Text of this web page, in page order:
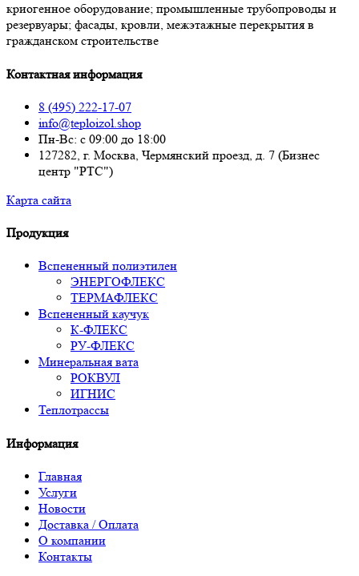
криогенное оборудование; промышленные трубопроводы и
резервуары; фасады, кровли, межэтажные перекрытия в
гражданском строительстве
Контактная информация
8 (495) 222-17-07
info@teploizol.shop
Пн-Вс: с 09:00 до 18:00
127282, г. Москва, Чермянский проезд, д. 7 (Бизнес
центр "РТС")
Карта сайта
Продукция
Вспененный полиэтилен
ЭНЕРГОФЛЕКС
ТЕРМАФЛЕКС
Вспененный каучук
К-ФЛЕКС
РУ-ФЛЕКС
Минеральная вата
РОКВУЛ
ИГНИС
Теплотрассы
Информация
Главная
Услуги
Новости
Доставка / Оплата
О компании
Контакты